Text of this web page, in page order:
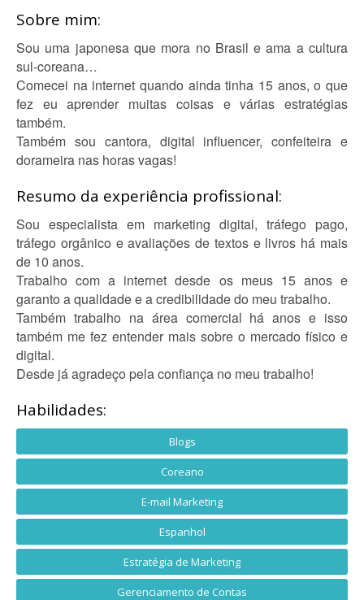
Sobre mim:
Sou uma japonesa que mora no Brasil e ama a cultura
sul-coreana…
Comecei na internet quando ainda tinha 15 anos, o que
fez eu aprender muitas coisas e várias estratégias
também.
Também sou cantora, digital influencer, confeiteira e
dorameira nas horas vagas!
Resumo da experiência profissional:
Sou especialista em marketing digital, tráfego pago,
tráfego orgânico e avaliações de textos e livros há mais
de 10 anos.
Trabalho com a internet desde os meus 15 anos e
garanto a qualidade e a credibilidade do meu trabalho.
Também trabalho na área comercial há anos e isso
também me fez entender mais sobre o mercado físico e
digital.
Desde já agradeço pela confiança no meu trabalho!
Habilidades:
Blogs
Coreano
E-mail Marketing
Espanhol
Estratégia de Marketing
Gerenciamento de Contas